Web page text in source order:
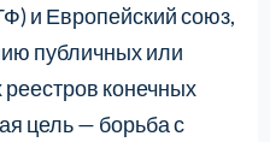
и Европейский союз,
публичных или
конечных
цель — борьба с